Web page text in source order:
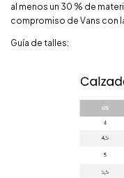
al menos un 30 % de
compromiso de Vans con
Guía de talles: